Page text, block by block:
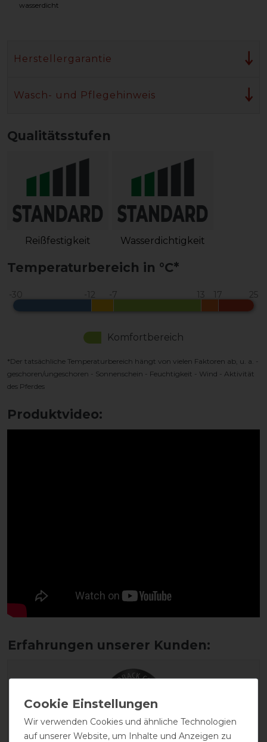
wasserdicht
Herstellergarantie
Wasch- und Pflegehinweis
Qualitätsstufen
Reißfestigkeit Wasserdichtigkeit
Temperaturbereich in °C*
Komfortbereich
*Der tatsächliche Temperaturbereich hängt von vielen Faktoren ab, u. a. -
geschoren/ungeschoren - Sonnenschein - Feuchtigkeit - Wind - Aktivität
des Pferdes
Produktvideo:
Wir verwenden Cookies und ähnliche Technologien
auf unserer Website, um Inhalte und Anzeigen zu